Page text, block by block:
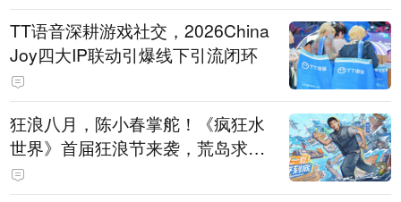
TT语音深耕游戏社交，2026China
Joy四大IP联动引爆线下引流闭环
狂浪八月，陈小春掌舵！《疯狂水
世界》首届狂浪节来袭，荒岛求生
直播即将开启